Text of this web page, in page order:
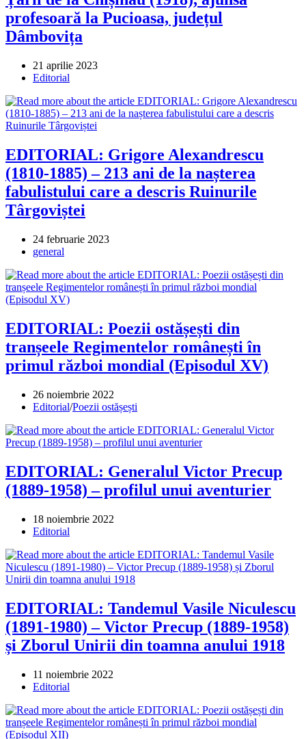
profesoară la Pucioasa, județul
Dâmbovița
Post
published:
21 aprilie 2023
Post
Editorial
EDITORIAL: Grigore Alexandrescu
(1810-1885) – 213 ani de la nașterea
fabulistului care a descris Ruinurile
Târgoviștei
Post
published:
24 februarie 2023
Post
general
EDITORIAL: Poezii ostășești din
tranșeele Regimentelor românești în
primul război mondial (Episodul XV)
Post
published:
26 noiembrie 2022
Post
Editorial/Poezii ostășești
EDITORIAL: Generalul Victor Precup
(1889-1958) – profilul unui aventurier
Post
published:
18 noiembrie 2022
Post
Editorial
EDITORIAL: Tandemul Vasile Niculescu
(1891-1980) – Victor Precup (1889-1958)
și Zborul Unirii din toamna anului 1918
Post
published:
11 noiembrie 2022
Post
Editorial